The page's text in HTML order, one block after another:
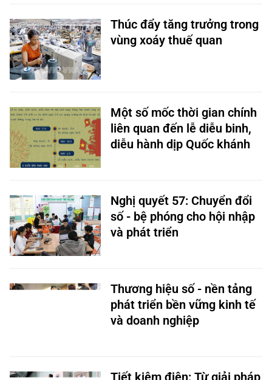
Thúc đẩy tăng trưởng trong
vùng xoáy thuế quan
Một số mốc thời gian chính
liên quan đến lễ diễu binh,
diễu hành dịp Quốc khánh
Nghị quyết 57: Chuyển đổi
số - bệ phóng cho hội nhập
và phát triển
Thương hiệu số - nền tảng
phát triển bền vững kinh tế
và doanh nghiệp
Tiết kiệm điện: Từ giải pháp